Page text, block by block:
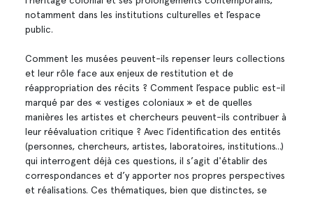
notamment dans les institutions culturelles et l’espace
public.
Comment les musées peuvent-ils repenser leurs collections
et leur rôle face aux enjeux de restitution et de
réappropriation des récits ? Comment l’espace public est-il
marqué par des « vestiges coloniaux » et de quelles
manières les artistes et chercheurs peuvent-ils contribuer à
leur réévaluation critique ? Avec l’identification des entités
(personnes, chercheurs, artistes, laboratoires, institutions...)
qui interrogent déjà ces questions, il s’agit d'établir des
correspondances et d’y apporter nos propres perspectives
et réalisations. Ces thématiques, bien que distinctes, se